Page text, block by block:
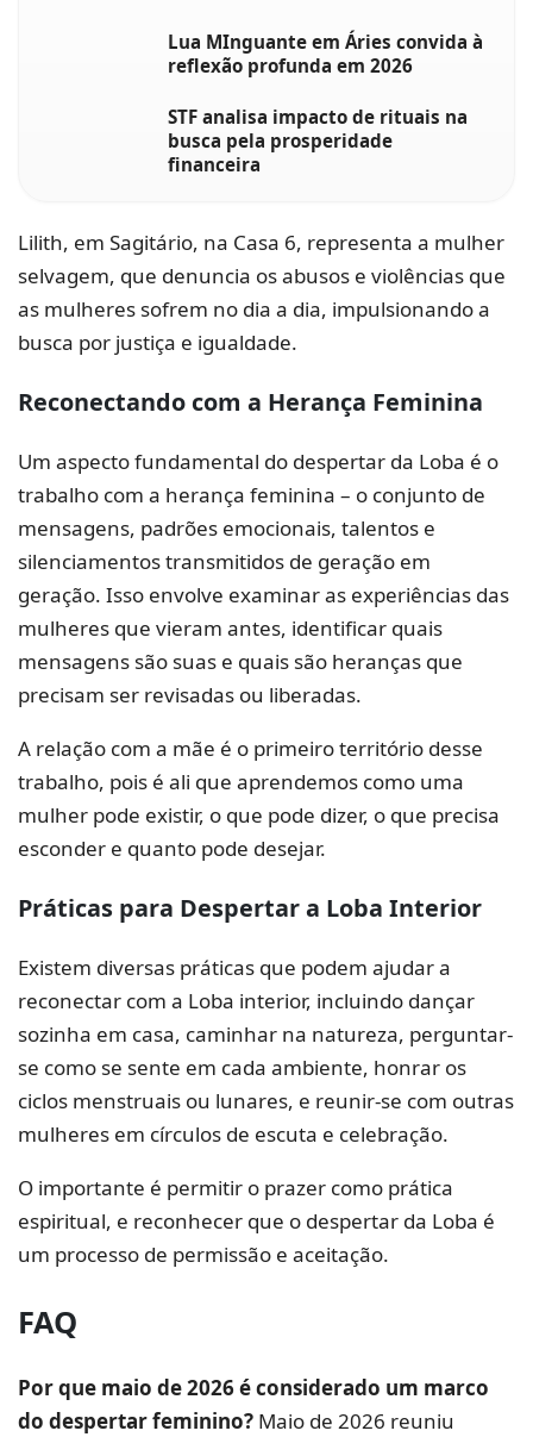
Lua MInguante em Áries convida à
reflexão profunda em 2026
STF analisa impacto de rituais na
busca pela prosperidade
financeira
Lilith, em Sagitário, na Casa 6, representa a mulher
selvagem, que denuncia os abusos e violências que
as mulheres sofrem no dia a dia, impulsionando a
busca por justiça e igualdade.
Reconectando com a Herança Feminina
Um aspecto fundamental do despertar da Loba é o
trabalho com a herança feminina – o conjunto de
mensagens, padrões emocionais, talentos e
silenciamentos transmitidos de geração em
geração. Isso envolve examinar as experiências das
mulheres que vieram antes, identificar quais
mensagens são suas e quais são heranças que
precisam ser revisadas ou liberadas.
A relação com a mãe é o primeiro território desse
trabalho, pois é ali que aprendemos como uma
mulher pode existir, o que pode dizer, o que precisa
esconder e quanto pode desejar.
Práticas para Despertar a Loba Interior
Existem diversas práticas que podem ajudar a
reconectar com a Loba interior, incluindo dançar
sozinha em casa, caminhar na natureza, perguntar-
se como se sente em cada ambiente, honrar os
ciclos menstruais ou lunares, e reunir-se com outras
mulheres em círculos de escuta e celebração.
O importante é permitir o prazer como prática
espiritual, e reconhecer que o despertar da Loba é
um processo de permissão e aceitação.
FAQ
Por que maio de 2026 é considerado um marco
do despertar feminino? Maio de 2026 reuniu